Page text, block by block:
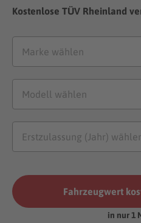
Kostenlose TÜV Rheinland
Fahrzeugwert
in nur 1